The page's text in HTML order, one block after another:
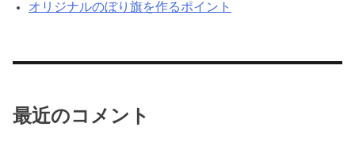
オリジナルのぼり旗を作るポイント
最近のコメント